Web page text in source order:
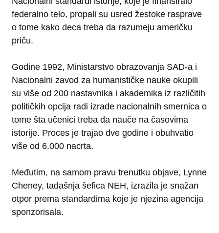
federalno telo, propali su usred žestoke rasprave
o tome kako deca treba da razumeju američku
priču.
Godine 1992, Ministarstvo obrazovanja SAD-a i
Nacionalni zavod za humanističke nauke okupili
su više od 200 nastavnika i akademika iz različitih
političkih opcija radi izrade nacionalnih smernica o
tome šta učenici treba da nauče na časovima
istorije. Proces je trajao dve godine i obuhvatio
više od 6.000 nacrta.
Međutim, na samom pravu trenutku objave, Lynne
Cheney, tadašnja šefica NEH, izrazila je snažan
otpor prema standardima koje je njezina agencija
sponzorisala.